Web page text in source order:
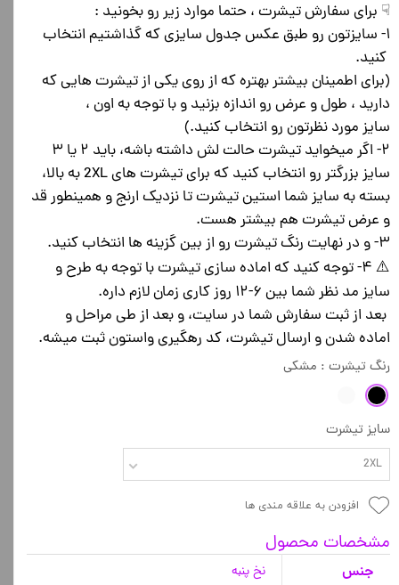
☟ برای سفارش تیشرت ، حتما موارد زیر رو بخونید :
۱- سایزتون رو طبق عکس جدول سایزی که گذاشتیم انتخاب
کنید.
(برای اطمینان بیشتر بهتره که از روی یکی از تیشرت هایی که
دارید ، طول و عرض رو اندازه بزنید و با توجه به اون ،
سایز مورد نظرتون رو انتخاب کنید.)
۲- اگر میخواید تیشرت حالت لش داشته باشه، باید ۲ یا ۳
سایز بزرگتر رو انتخاب کنید که برای تیشرت های 2XL به بالا،
بسته به سایز شما استین تیشرت تا نزدیک ارنج و همینطور قد
و عرض تیشرت هم بیشتر هست.
۳- و در نهایت رنگ تیشرت رو از بین گزینه ها انتخاب کنید.
⚠️ ۴- توجه کنید که اماده سازی تیشرت با توجه به طرح و
سایز مد نظر شما بین ۶-۱۲ روز کاری زمان لازم داره.
بعد از ثبت سفارش شما در سایت، و بعد از طی مراحل و
اماده شدن و ارسال تیشرت، کد رهگیری واستون ثبت میشه.
رنگ تیشرت : مشکی
سایز تیشرت
2XL
افزودن به علاقه مندی ها
مشخصات محصول
جنس نخ پنبه